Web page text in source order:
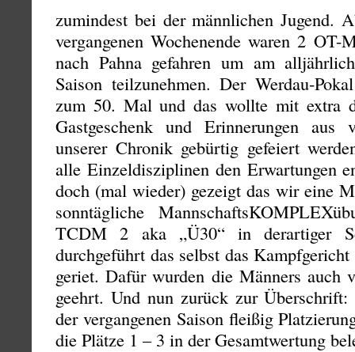
zumindest bei der männlichen Jugend.
vergangenen Wochenende waren 2 OT-
nach Pahna gefahren um am
Saison teilzunehmen. Der Werdau-
zum 50. Mal und das wollte mit extra
Gastgeschenk und Erinnerungen aus
unserer Chronik gebürtig gefeiert
alle Einzeldisziplinen den Erwartungen
doch (mal wieder) gezeigt das wir eine
sonntägliche
TCDM 2 aka „Ü30“ in derartiger
durchgeführt das selbst das
geriet. Dafür wurden die Männers auch
geehrt. Und nun zurück zur
der vergangenen Saison fleißig
die Plätze 1 – 3 in der Gesamtwertung